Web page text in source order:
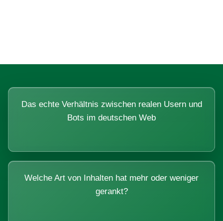
Das echte Verhältnis zwischen realen Usern und
Bots im deutschen Web
Welche Art von Inhalten hat mehr oder weniger
gerankt?